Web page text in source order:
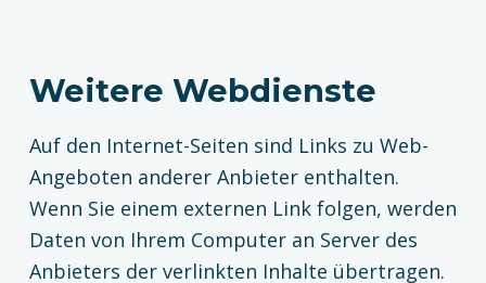
Weitere Webdienste
Auf den Internet-Seiten sind Links zu Web-
Angeboten anderer Anbieter enthalten.
Wenn Sie einem externen Link folgen, werden
Daten von Ihrem Computer an Server des
Anbieters der verlinkten Inhalte übertragen.